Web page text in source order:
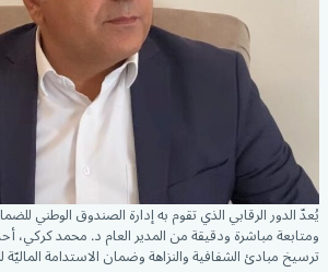
يُعدّ الدور الرقابي الذي تقوم به إدارة الصندوق الوطني
ومتابعة مباشرة ودقيقة من المدير العام د. محمد كركي،
ترسيخ مبادئ الشفافية والنزاهة وضمان الاستدامة